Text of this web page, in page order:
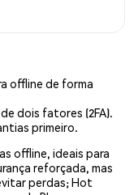
offline de forma
dois fatores (2FA).
primeiro.
offline, ideais para
reforçada, mas
perdas; Hot